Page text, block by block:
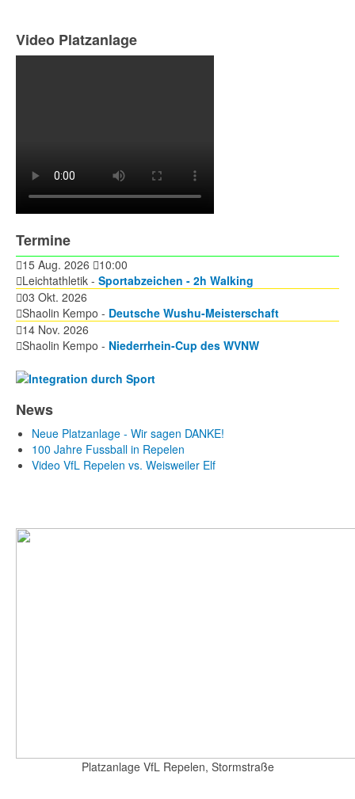
Video Platzanlage
Termine
15 Aug. 2026
10:00
Leichtathletik - Sportabzeichen - 2h Walking
03 Okt. 2026
Shaolin Kempo - Deutsche Wushu-Meisterschaft
14 Nov. 2026
Shaolin Kempo - Niederrhein-Cup des WVNW
News
Neue Platzanlage - Wir sagen DANKE!
100 Jahre Fussball in Repelen
Video VfL Repelen vs. Weisweiler Elf
Platzanlage VfL Repelen, Stormstraße